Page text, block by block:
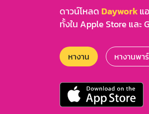
ดาวน์โหลด Dayworkแ
ทั้งใน Apple Store และ
หางาน หางานพา